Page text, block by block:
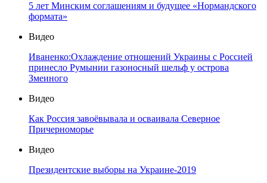
5 лет Минским соглашениям и будущее «Нормандского
формата»
Видео
Иваненко:Охлаждение отношений Украины с Россией
принесло Румынии газоносный шельф у острова
Змеиного
Видео
Как Россия завоёвывала и осваивала Северное
Причерноморье
Видео
Президентские выборы на Украине-2019